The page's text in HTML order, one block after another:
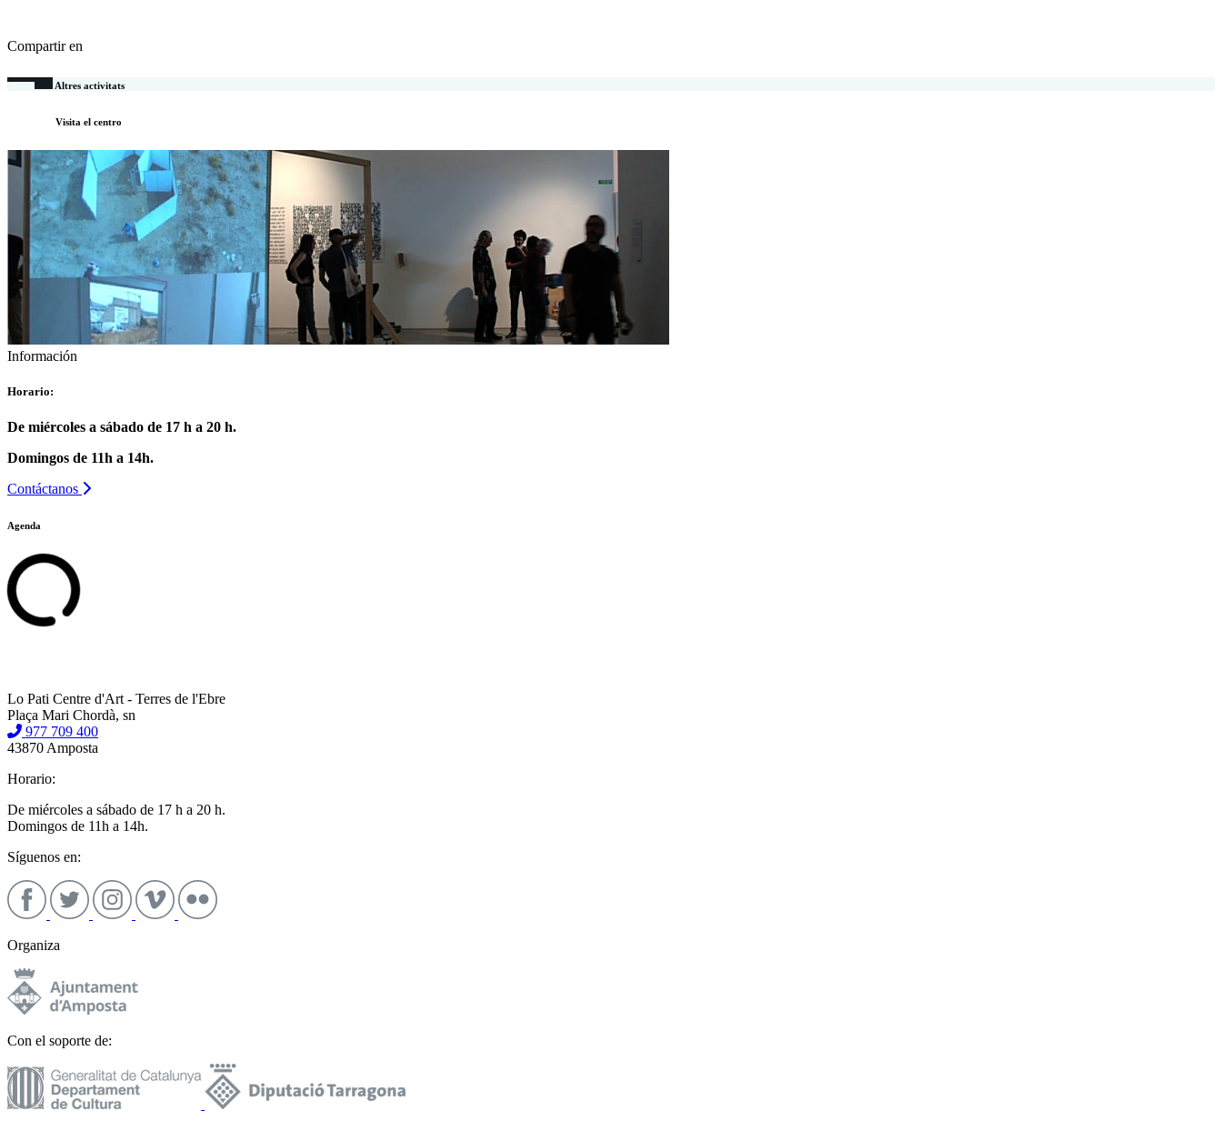
Compartir en
Altres activitats
Visita el centro
Información
Horario:
De miércoles a sábado de 17 h a 20 h.
Domingos de 11h a 14h.
Contáctanos
Agenda
Lo Pati Centre d'Art - Terres de l'Ebre
Plaça Mari Chordà, sn
977 709 400
43870 Amposta
Horario:
De miércoles a sábado de 17 h a 20 h.
Domingos de 11h a 14h.
Síguenos en:
Organiza
Con el soporte de: